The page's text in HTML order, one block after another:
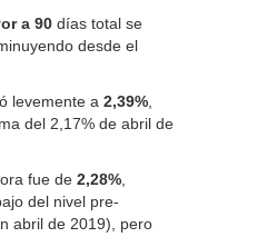
a 90 días total se
desde el
levemente a 2,39%
del 2,17% de abril de
fue de 2,28%
del nivel pre-
abril de 2019), pero